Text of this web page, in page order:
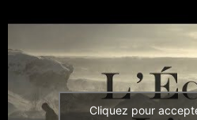
Cliquez pour